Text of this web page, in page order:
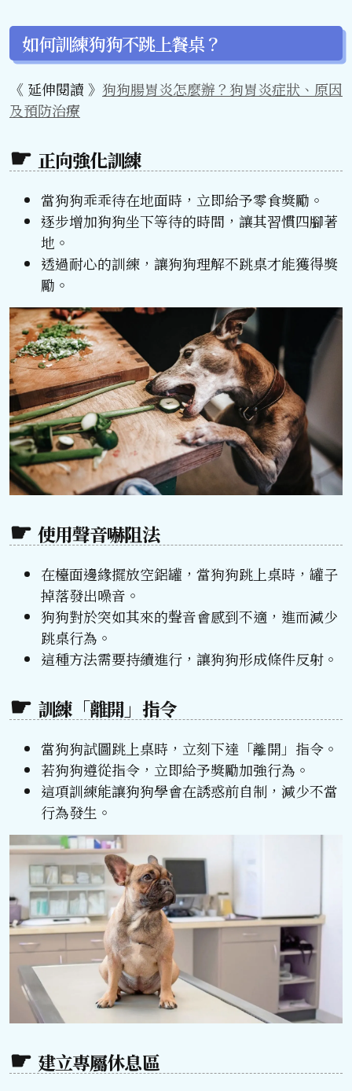
如何訓練狗狗不跳上餐桌？
《 延伸閱讀 》 狗狗腸胃炎怎麼辦？狗胃炎症狀、原因
及預防治療
正向強化訓練
當狗狗乖乖待在地面時，立即給予零食獎勵。
逐步增加狗狗坐下等待的時間，讓其習慣四腳著
地。
透過耐心的訓練，讓狗狗理解不跳桌才能獲得獎
勵。
使用聲音嚇阻法
在檯面邊緣擺放空鋁罐，當狗狗跳上桌時，罐子
掉落發出噪音。
狗狗對於突如其來的聲音會感到不適，進而減少
跳桌行為。
這種方法需要持續進行，讓狗狗形成條件反射。
訓練「離開」指令
當狗狗試圖跳上桌時，立刻下達「離開」指令。
若狗狗遵從指令，立即給予獎勵加強行為。
這項訓練能讓狗狗學會在誘惑前自制，減少不當
行為發生。
建立專屬休息區